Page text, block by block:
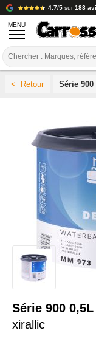
4.7/5 sur188
MENU
PREPARATION /
CONSOMMABLE
OUTILLAGE
ÉQUIPEMENT
INSTALLATION LABO
TUTORIEL &
Série 900
Série 900 0,5L
xirallic